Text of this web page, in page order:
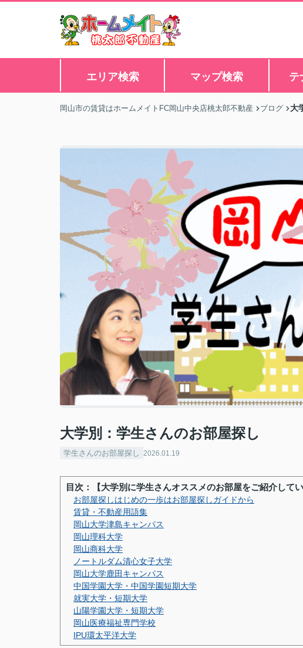
エリア検索 マップ検索 テ
岡山市の賃貸はホームメイトFC岡山中央店桃太郎不動産 ブログ 大
大学別：学生さんのお部屋探し
学生さんのお部屋探し 2026.01.19
目次：【大学別に学生さんオススメのお部屋をご紹介してい
お部屋探しはじめの一歩はお部屋探しガイドから
賃貸・不動産用語集
岡山大学津島キャンパス
岡山理科大学
岡山商科大学
ノートルダム清心女子大学
岡山大学鹿田キャンパス
中国学園大学・中国学園短期大学
就実大学・短期大学
山陽学園大学・短期大学
岡山医療福祉専門学校
IPU環太平洋大学